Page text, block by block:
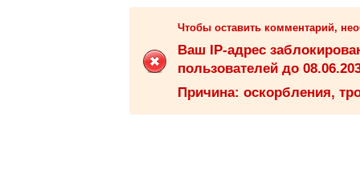
Чтобы оставить комментарий,
Ваш IP-адрес
пользователей до
Причина: оскорбления,